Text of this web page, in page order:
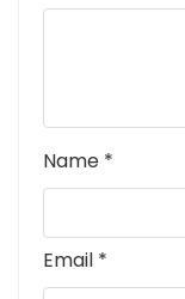
Name *
Email *